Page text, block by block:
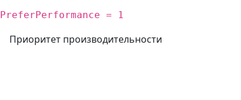
PreferPerformance = 1
Приоритет производительности